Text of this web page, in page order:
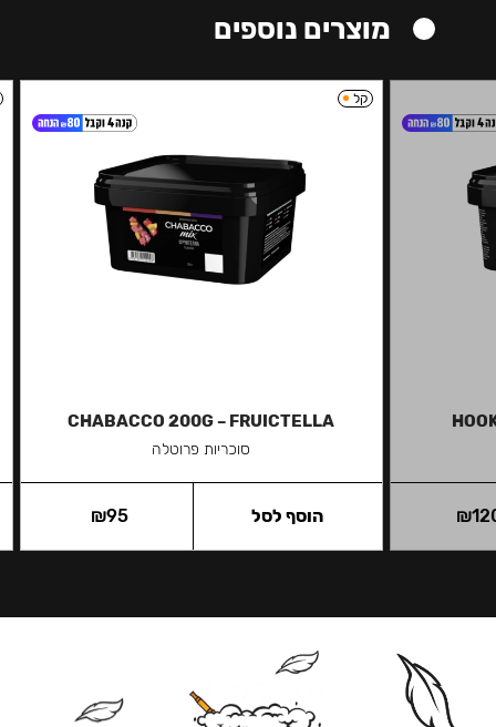
מוצרים נוספים
₪
קל
CHABACCO 200G – FRUICTELLA
סוכריות פרוטלה
₪95 הוסף לסל